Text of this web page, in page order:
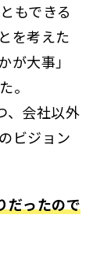
もできる
を考えた
が大事」
。
、会社以外
ビジョン
だったので